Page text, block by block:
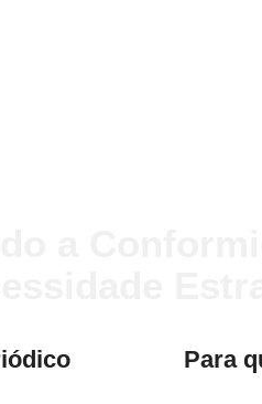
Para